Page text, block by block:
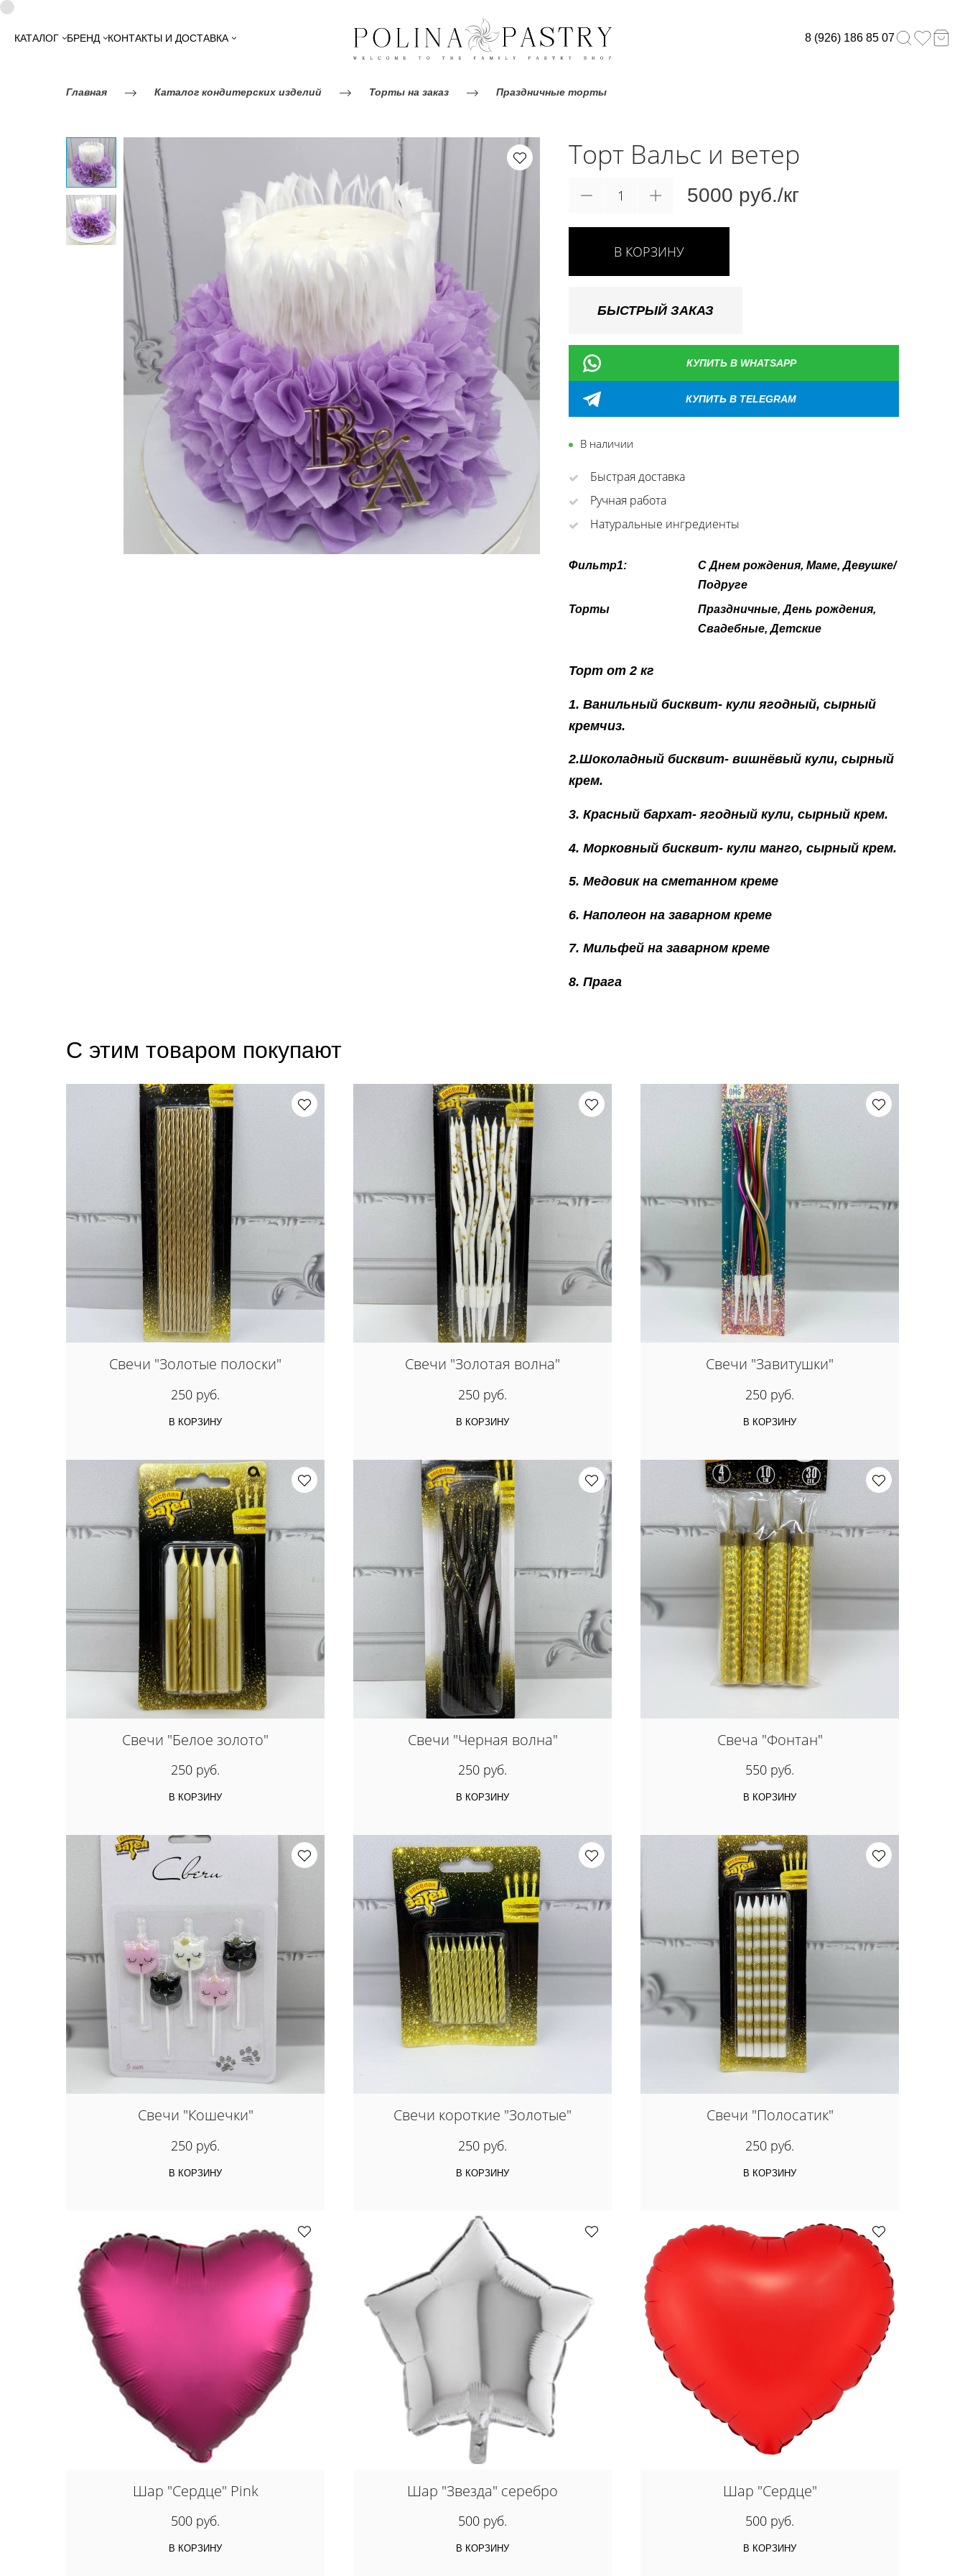
КАТАЛОГ БРЕНД КОНТАКТЫ И ДОСТАВКА 8 (926) 186 85 07
Главная Каталог кондитерских изделий Торты на заказ Праздничные торты
Торт Вальс и ветер
5000 руб./кг
В КОРЗИНУ
БЫСТРЫЙ ЗАКАЗ
КУПИТЬ В WHATSAPP
КУПИТЬ В TELEGRAM
В наличии
Быстрая доставка
Ручная работа
Натуральные ингредиенты
Фильтр1:
С Днем рождения, Маме, Девушке/
Подруге
Торты
Праздничные, День рождения,
Свадебные, Детские
Торт от 2 кг
1. Ванильный бисквит- кули ягодный, сырный
кремчиз.
2.Шоколадный бисквит- вишнёвый кули, сырный
крем.
3. Красный бархат- ягодный кули, сырный крем.
4. Морковный бисквит- кули манго, сырный крем.
5. Медовик на сметанном креме
6. Наполеон на заварном креме
7. Мильфей на заварном креме
8. Прага
С этим товаром покупают
Свечи "Золотые полоски"
250 руб.
В КОРЗИНУ
Свечи "Золотая волна"
250 руб.
В КОРЗИНУ
Свечи "Завитушки"
250 руб.
В КОРЗИНУ
Свечи "Белое золото"
250 руб.
В КОРЗИНУ
Свечи "Черная волна"
250 руб.
В КОРЗИНУ
Свеча "Фонтан"
550 руб.
В КОРЗИНУ
Свечи "Кошечки"
250 руб.
В КОРЗИНУ
Свечи короткие "Золотые"
250 руб.
В КОРЗИНУ
Свечи "Полосатик"
250 руб.
В КОРЗИНУ
Шар "Сердце" Pink
500 руб.
В КОРЗИНУ
Шар "Звезда" серебро
500 руб.
В КОРЗИНУ
Шар "Сердце"
500 руб.
В КОРЗИНУ